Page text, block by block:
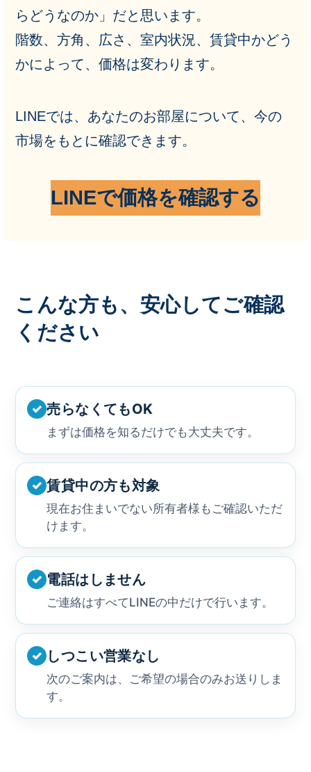
らどうなのか」だと思います。
階数、方角、広さ、室内状況、賃貸中かどう
かによって、価格は変わります。
LINEでは、あなたのお部屋について、今の
市場をもとに確認できます。
LINEで価格を確認する
こんな方も、安心してご確認
ください
✓ 売らなくてもOK
まずは価格を知るだけでも大丈夫です。
✓ 賃貸中の方も対象
現在お住まいでない所有者様もご確認いただ
けます。
✓ 電話はしません
ご連絡はすべてLINEの中だけで行います。
✓ しつこい営業なし
次のご案内は、ご希望の場合のみお送りしま
す。